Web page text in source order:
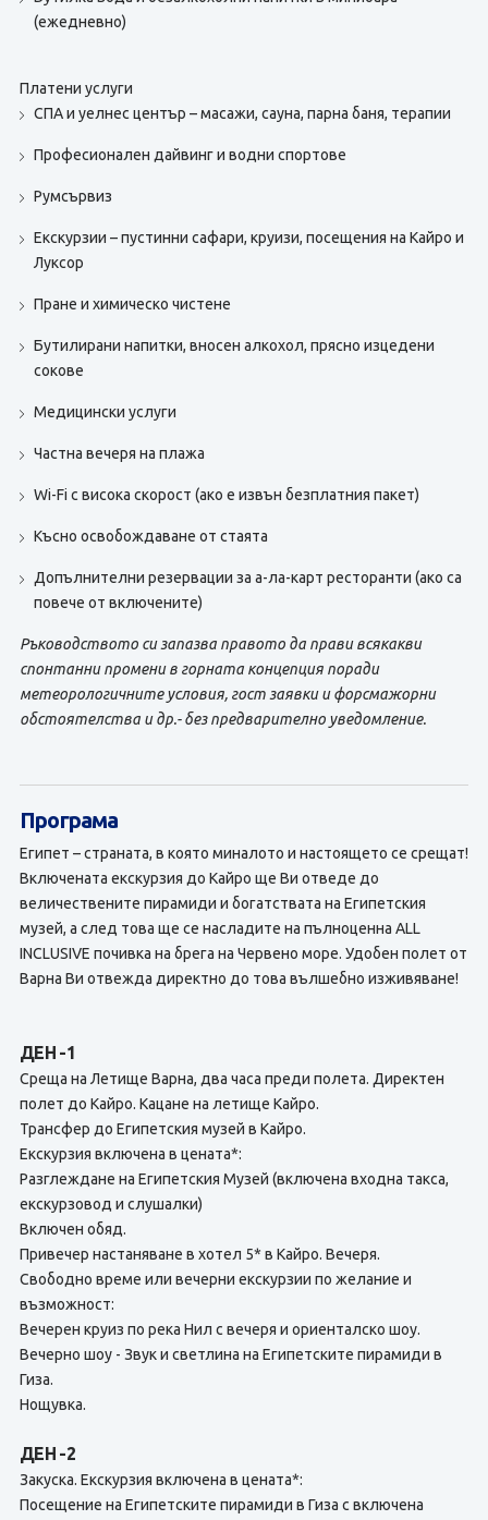
(ежедневно)
Платени услуги
СПА и уелнес център – масажи, сауна, парна баня, терапии
Професионален дайвинг и водни спортове
Румсървиз
Екскурзии – пустинни сафари, круизи, посещения на Кайро и
Луксор
Пране и химическо чистене
Бутилирани напитки, вносен алкохол, прясно изцедени
сокове
Медицински услуги
Частна вечеря на плажа
Wi-Fi с висока скорост (ако е извън безплатния пакет)
Късно освобождаване от стаята
Допълнителни резервации за а-ла-карт ресторанти (ако са
повече от включените)
Ръководството си запазва правото да прави всякакви
спонтанни промени в горната концепция поради
метеорологичните условия, гост заявки и форсмажорни
обстоятелства и др.- без предварително уведомление.
Програма
Египет – страната, в която миналото и настоящето се срещат!
Включената екскурзия до Кайро ще Ви отведе до
величествените пирамиди и богатствата на Египетския
музей, а след това ще се насладите на пълноценна ALL
INCLUSIVE почивка на брега на Червено море. Удобен полет от
Варна Ви отвежда директно до това вълшебно изживяване!
ДЕН -1
Среща на Летище Варна, два часа преди полета. Директен
полет до Кайро. Кацане на летище Кайро.
Трансфер до Египетския музей в Кайро.
Екскурзия включена в цената*:
Разглеждане на Египетския Музей (включена входна такса,
екскурзовод и слушалки)
Включен обяд.
Привечер настаняване в хотел 5* в Кайро. Вечеря.
Свободно време или вечерни екскурзии по желание и
възможност:
Вечерен круиз по река Нил с вечеря и ориенталско шоу.
Вечерно шоу - Звук и светлина на Египетските пирамиди в
Гиза.
Нощувка.
ДЕН -2
Закуска. Екскурзия включена в цената*:
Посещение на Египетските пирамиди в Гиза с включена